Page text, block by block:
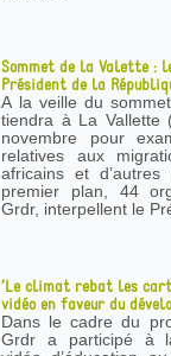
Sommet de la Valette :
Président de la
A la veille du
tiendra à La Vallette
novembre pour
relatives aux
africains et
premier plan, 44
Grdr, interpellent le
’Le climat rebat les
vidéo en faveur du
Dans le cadre du
Grdr a participé à